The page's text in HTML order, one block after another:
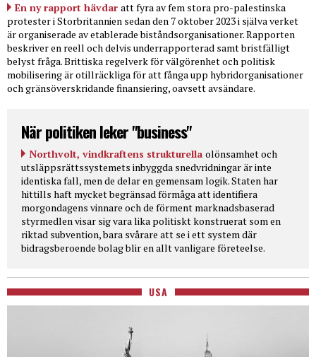
En ny rapport hävdar att fyra av fem stora pro-palestinska
protester i Storbritannien sedan den 7 oktober 2023 i själva verket
är organiserade av etablerade biståndsorganisationer. Rapporten
beskriver en reell och delvis underrapporterad samt bristfälligt
belyst fråga. Brittiska regelverk för välgörenhet och politisk
mobilisering är otillräckliga för att fånga upp hybridorganisationer
och gränsöverskridande finansiering, oavsett avsändare.
När politiken leker "business"
Northvolt, vindkraftens strukturella olönsamhet och
utsläppsrättssystemets inbyggda snedvridningar är inte
identiska fall, men de delar en gemensam logik. Staten har
hittills haft mycket begränsad förmåga att identifiera
morgondagens vinnare och de förment marknadsbaserad
styrmedlen visar sig vara lika politiskt konstruerat som en
riktad subvention, bara svårare att se i ett system där
bidragsberoende bolag blir en allt vanligare företeelse.
USA